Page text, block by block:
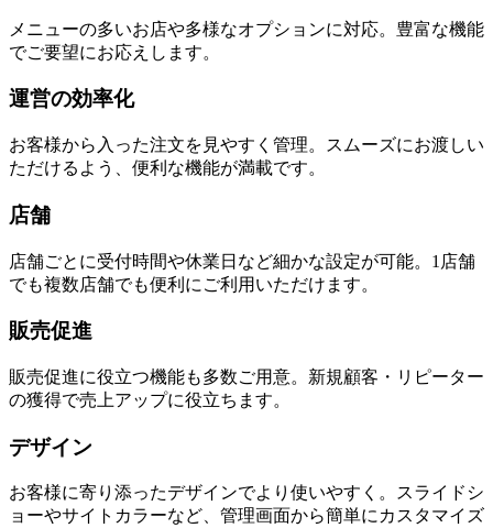
メニューの多いお店や多様なオプションに対応。豊富な機能
でご要望にお応えします。
運営の効率化
お客様から入った注文を見やすく管理。スムーズにお渡しい
ただけるよう、便利な機能が満載です。
店舗
店舗ごとに受付時間や休業日など細かな設定が可能。1店舗
でも複数店舗でも便利にご利用いただけます。
販売促進
販売促進に役立つ機能も多数ご用意。新規顧客・リピーター
の獲得で売上アップに役立ちます。
デザイン
お客様に寄り添ったデザインでより使いやすく。スライドシ
ョーやサイトカラーなど、管理画面から簡単にカスタマイズ